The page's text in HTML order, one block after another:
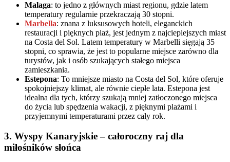
Malaga: to jedno z głównych miast regionu, gdzie latem
temperatury regularnie przekraczają 30 stopni.
Marbella: znana z luksusowych hoteli, eleganckich
restauracji i pięknych plaż, jest jednym z najcieplejszych miast
na Costa del Sol. Latem temperatury w Marbelli sięgają 35
stopni, co sprawia, że jest to popularne miejsce zarówno dla
turystów, jak i osób szukających stałego miejsca
zamieszkania.
Estepona: To mniejsze miasto na Costa del Sol, które oferuje
spokojniejszy klimat, ale równie ciepłe lata. Estepona jest
idealna dla tych, którzy szukają mniej zatłoczonego miejsca
do życia lub spędzenia wakacji, z pięknymi plażami i
przyjemnymi temperaturami przez cały rok.
3. Wyspy Kanaryjskie – całoroczny raj dla
miłośników słońca